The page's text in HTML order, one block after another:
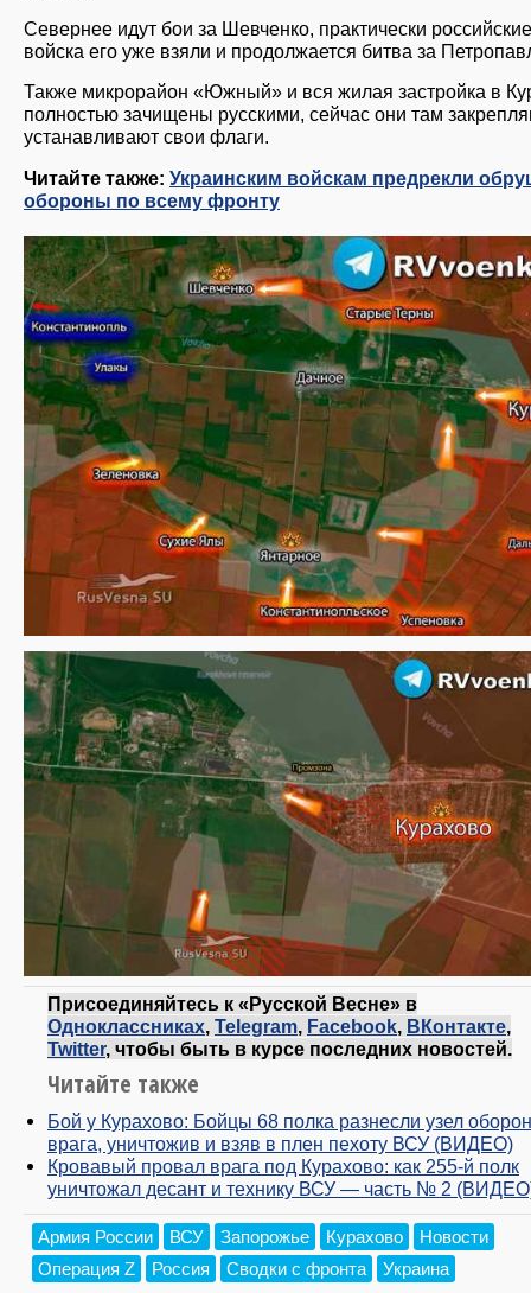
Севернее идут бои за Шевченко, практически российские
войска его уже взяли и продолжается битва за
Также микрорайон «Южный» и вся жилая застройка в
полностью зачищены русскими, сейчас они там
устанавливают свои флаги.
Читайте также: Украинским войскам предрекли
обороны по всему фронту
Присоединяйтесь к «Русской Весне» в
Одноклассниках, Telegram, Facebook, ВКонтакте,
Twitter, чтобы быть в курсе последних новостей.
Читайте также
Бой у Курахово: Бойцы 68 полка разнесли узел
врага, уничтожив и взяв в плен пехоту ВСУ (ВИДЕО)
Кровавый провал врага под Курахово: как 255-й полк
уничтожал десант и технику ВСУ — часть № 2
Армия России ВСУ Запорожье Курахово
Новости
Операция Z
Россия Сводки с фронта Украина